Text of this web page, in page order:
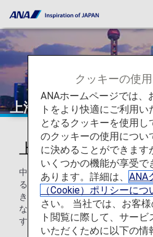
上海
上海を知ろう
中国にあって、ファッションと金
る上海の街を旅してみませんか。
きに満ちた都市には、高層ビルが
な庭園や植民地時代の建物が林立
す。
クッキーの使
ANAホームページでは、
トをより快適にご利用
となるクッキーを使用し
のクッキーの使用につい
に決めることができます
いくつかの機能が享受で
あります。詳細は、 ANA
（Cookie）ポリシーにつ
さい。 当社では、お客
ト閲覧に際して、サー
いただくために以下の情